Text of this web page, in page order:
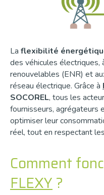
La flexibilité
des véhicules électriques,
renouvelables (ENR) et
réseau électrique. Grâce à
SOCOREL, tous les
fournisseurs, agrégateurs
optimiser leur
réel, tout en respectant
Comment
FLEXY?